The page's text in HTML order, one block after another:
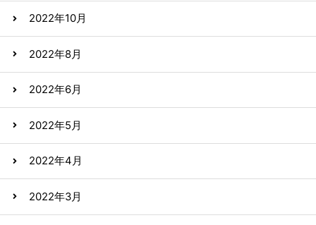
2022年10月
2022年8月
2022年6月
2022年5月
2022年4月
2022年3月